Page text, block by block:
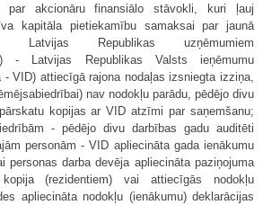
par akcionāru finansiālo stāvokli, kuri ļauj
kapitāla pietiekamību samaksai par jaunā
Latvijas Republikas uzņēmumiem
- Latvijas Republikas Valsts ieņēmumu
VID) attiecīgā rajona nodaļas izsniegta izziņa,
nav nodokļu parādu, pēdējo divu
kopijas ar VID atzīmi par saņemšanu;
- pēdējo divu darbības gadu auditēti
personām - VID apliecināta gada ienākumu
personas darba devēja apliecināta paziņojuma
(rezidentiem) vai attiecīgās nodokļu
apliecināta nodokļu (ienākumu) deklarācijas